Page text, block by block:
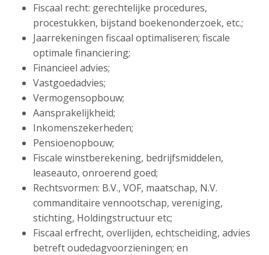
Fiscaal recht: gerechtelijke procedures,
procestukken, bijstand boekenonderzoek, etc.;
Jaarrekeningen fiscaal optimaliseren; fiscale
optimale financiering;
Financieel advies;
Vastgoedadvies;
Vermogensopbouw;
Aansprakelijkheid;
Inkomenszekerheden;
Pensioenopbouw;
Fiscale winstberekening, bedrijfsmiddelen,
leaseauto, onroerend goed;
Rechtsvormen: B.V., VOF, maatschap, N.V.
commanditaire vennootschap, vereniging,
stichting, Holdingstructuur etc;
Fiscaal erfrecht, overlijden, echtscheiding, advies
betreft oudedagvoorzieningen; en